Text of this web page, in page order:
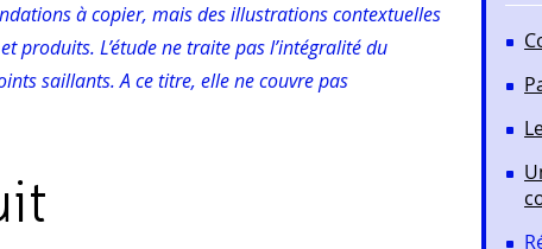
à copier, mais des illustrations contextuelles
produits. L’étude ne traite pas l’intégralité du
saillants. A ce titre, elle ne couvre pas